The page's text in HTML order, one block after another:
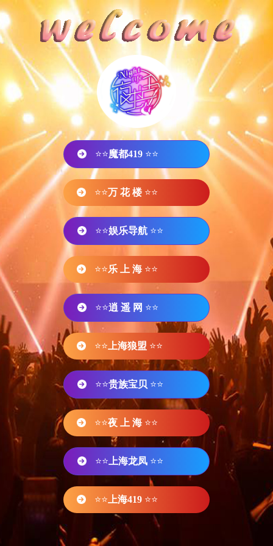
⭐⭐魔都419 ⭐⭐
⭐⭐万 花 楼 ⭐⭐
⭐⭐娱乐导航 ⭐⭐
⭐⭐乐 上 海 ⭐⭐
⭐⭐逍 遥 网 ⭐⭐
⭐⭐ 上海狼盟 ⭐⭐
⭐⭐贵族宝贝 ⭐⭐
⭐⭐夜 上 海 ⭐⭐
⭐⭐ 上海龙凤 ⭐⭐
⭐⭐ 上海419 ⭐⭐